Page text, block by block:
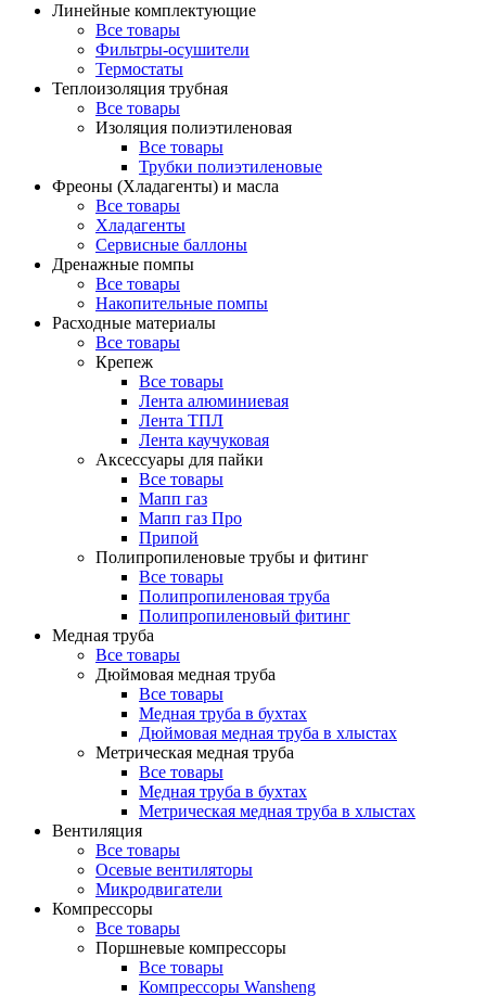
Линейные комплектующие
Все товары
Фильтры-осушители
Термостаты
Теплоизоляция трубная
Все товары
Изоляция полиэтиленовая
Все товары
Трубки полиэтиленовые
Фреоны (Хладагенты) и масла
Все товары
Хладагенты
Сервисные баллоны
Дренажные помпы
Все товары
Накопительные помпы
Расходные материалы
Все товары
Крепеж
Все товары
Лента алюминиевая
Лента ТПЛ
Лента каучуковая
Аксессуары для пайки
Все товары
Мапп газ
Мапп газ Про
Припой
Полипропиленовые трубы и фитинг
Все товары
Полипропиленовая труба
Полипропиленовый фитинг
Медная труба
Все товары
Дюймовая медная труба
Все товары
Медная труба в бухтах
Дюймовая медная труба в хлыстах
Метрическая медная труба
Все товары
Медная труба в бухтах
Метрическая медная труба в хлыстах
Вентиляция
Все товары
Осевые вентиляторы
Микродвигатели
Компрессоры
Все товары
Поршневые компрессоры
Все товары
Компрессоры Wansheng